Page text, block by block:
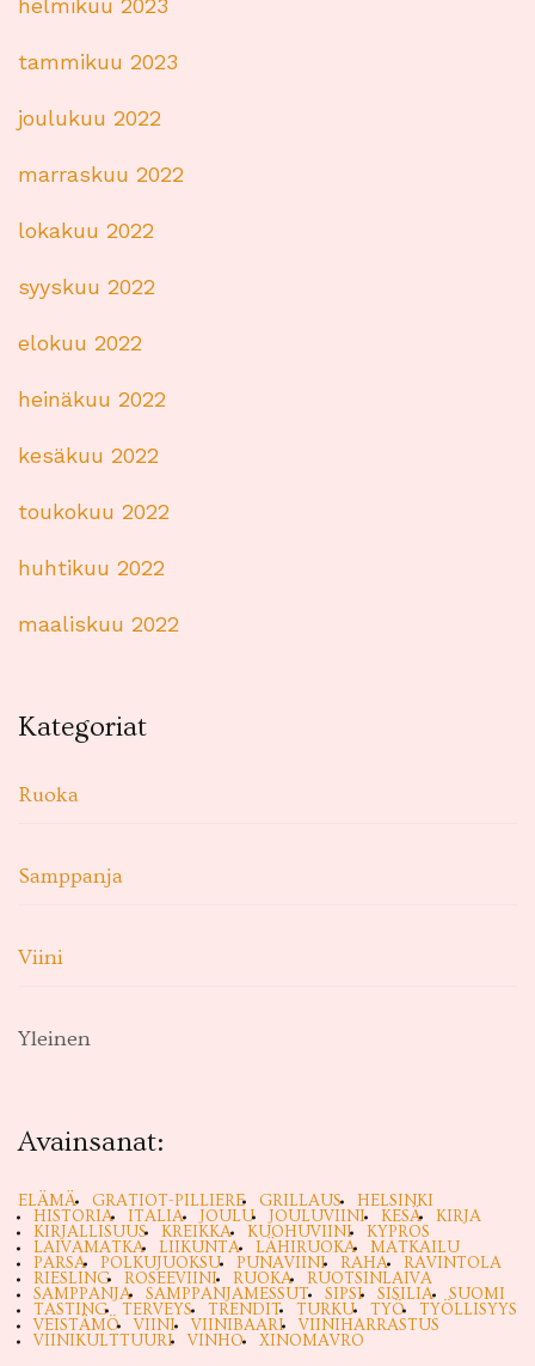
helmikuu 2023
tammikuu 2023
joulukuu 2022
marraskuu 2022
lokakuu 2022
syyskuu 2022
elokuu 2022
heinäkuu 2022
kesäkuu 2022
toukokuu 2022
huhtikuu 2022
maaliskuu 2022
Kategoriat
Ruoka
Samppanja
Viini
Yleinen
Avainsanat:
ELÄMÄ GRATIOT-PILLIERE GRILLAUS
HELSINKI
HISTORIA
ITALIA JOULU JOULUVIINI KESÄ
KIRJA
KIRJALLISUUS
KREIKKA KUOHUVIINI
KYPROS
LAIVAMATKA
LIIKUNTA LÄHIRUOKA
MATKAILU
PARSA
POLKUJUOKSU PUNAVIINI RAHA
RAVINTOLA
RIESLING
ROSEEVIINI RUOKA
RUOTSINLAIVA
SAMPPANJA
SAMPPANJAMESSUT SIPSI SISILIA
SUOMI
TASTING
TERVEYS TRENDIT TURKU TYÖ
TYÖLLISYYS
VEISTÄMÖ
VIINI VIINIBAARI
VIINIHARRASTUS
VIINIKULTTUURI
VINHO XINOMAVRO